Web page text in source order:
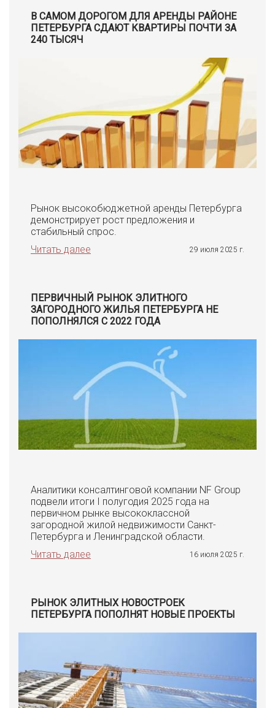
В САМОМ ДОРОГОМ ДЛЯ АРЕНДЫ РАЙОНЕ
ПЕТЕРБУРГА СДАЮТ КВАРТИРЫ ПОЧТИ ЗА
240 ТЫСЯЧ
Рынок высокобюджетной аренды Петербурга
демонстрирует рост предложения и
стабильный спрос.
Читать далее
29 июля 2025 г.
ПЕРВИЧНЫЙ РЫНОК ЭЛИТНОГО
ЗАГОРОДНОГО ЖИЛЬЯ ПЕТЕРБУРГА НЕ
ПОПОЛНЯЛСЯ С 2022 ГОДА
Аналитики консалтинговой компании NF Group
подвели итоги I полугодия 2025 года на
первичном рынке высококлассной
загородной жилой недвижимости Санкт-
Петербурга и Ленинградской области.
Читать далее
16 июля 2025 г.
РЫНОК ЭЛИТНЫХ НОВОСТРОЕК
ПЕТЕРБУРГА ПОПОЛНЯТ НОВЫЕ ПРОЕКТЫ